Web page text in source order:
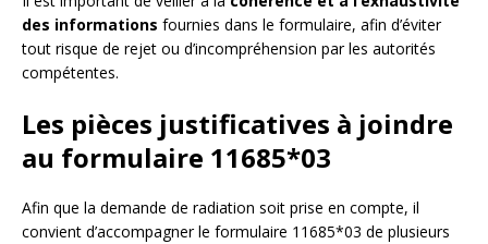
des informations fournies dans le formulaire, afin d’éviter
tout risque de rejet ou d’incompréhension par les autorités
compétentes.
Les pièces justificatives à joindre
au formulaire 11685*03
Afin que la demande de radiation soit prise en compte, il
convient d’accompagner le formulaire 11685*03 de plusieurs